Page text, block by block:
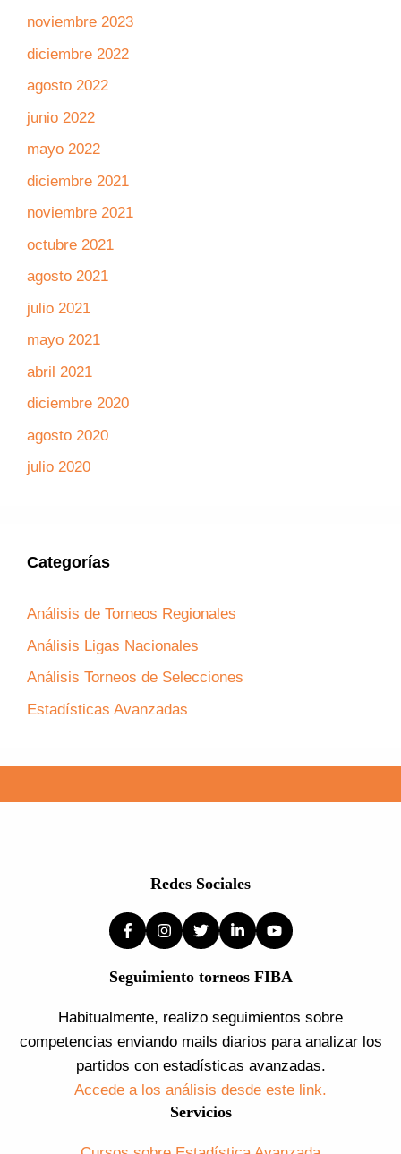
noviembre 2023
diciembre 2022
agosto 2022
junio 2022
mayo 2022
diciembre 2021
noviembre 2021
octubre 2021
agosto 2021
julio 2021
mayo 2021
abril 2021
diciembre 2020
agosto 2020
julio 2020
Categorías
Análisis de Torneos Regionales
Análisis Ligas Nacionales
Análisis Torneos de Selecciones
Estadísticas Avanzadas
Redes Sociales
Seguimiento torneos FIBA
Habitualmente, realizo seguimientos sobre
competencias enviando mails diarios para analizar los
partidos con estadísticas avanzadas.
Accede a los análisis desde este link.
Servicios